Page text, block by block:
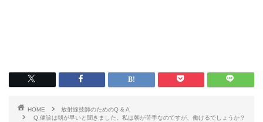
HOME
放射線技師のためのQ & A
Q.健診は朝が早いと聞きました。私は朝が苦手なのですが、働けるでしょうか？